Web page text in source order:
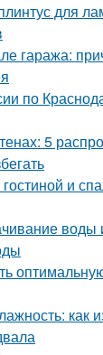
для
гаража:
по
5
и
как